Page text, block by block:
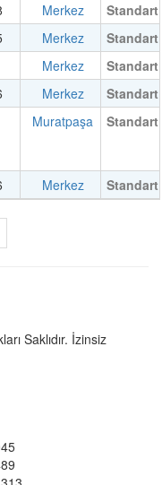
Merkez
Standart
Merkez
Standart
Merkez
Standart
Merkez
Standart
Muratpaşa Standart
Merkez Standart
Saklıdır. İzinsiz